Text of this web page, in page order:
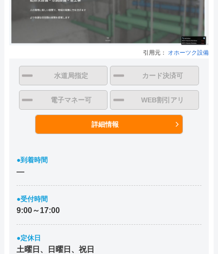
引用元： オホーツク設備
水道局指定 カード決済可
電子マネー可 WEB割引アリ
詳細情報
●到着時間
―
●受付時間
9:00～17:00
●定休日
土曜日、日曜日、祝日